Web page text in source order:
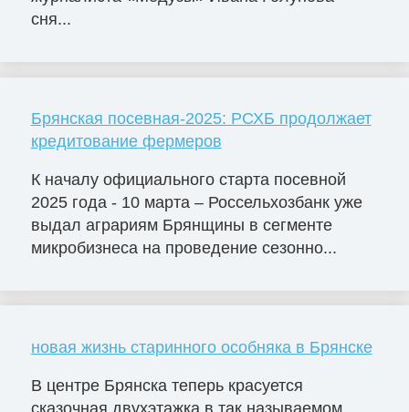
сня...
Брянская посевная-2025: РСХБ продолжает
кредитование фермеров
К началу официального старта посевной
2025 года - 10 марта – Россельхозбанк уже
выдал аграриям Брянщины в сегменте
микробизнеса на проведение сезонно...
новая жизнь старинного особняка в Брянске
В центре Брянска теперь красуется
сказочная двухэтажка в так называемом